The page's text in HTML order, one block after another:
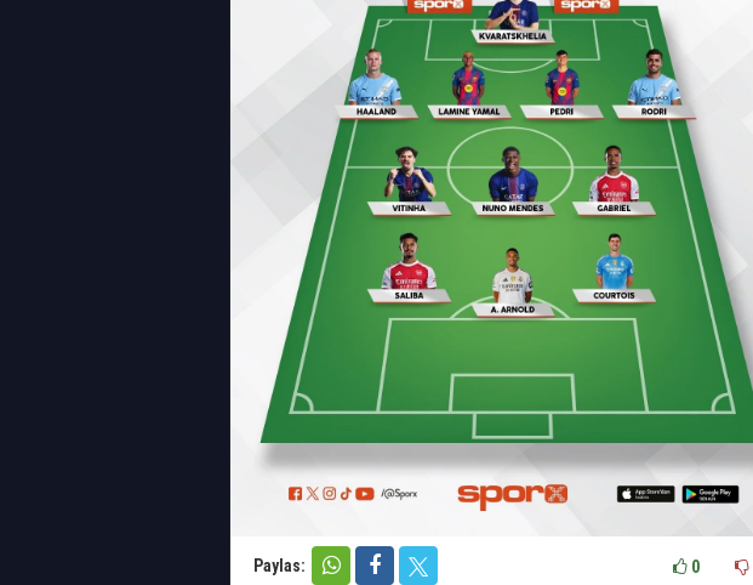
Paylas: 0